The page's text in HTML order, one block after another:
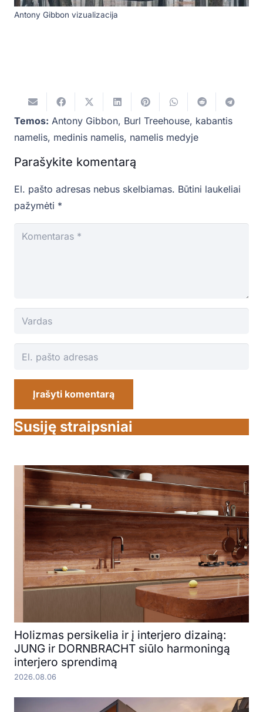
Antony Gibbon vizualizacija
Temos: Antony Gibbon, Burl Treehouse, kabantis
namelis, medinis namelis, namelis medyje
Parašykite komentarą
El. pašto adresas nebus skelbiamas. Būtini laukeliai
pažymėti *
Įrašyti komentarą
Susiję straipsniai
Holizmas persikelia ir į interjero dizainą:
JUNG ir DORNBRACHT siūlo harmoningą
interjero sprendimą
2026.08.06